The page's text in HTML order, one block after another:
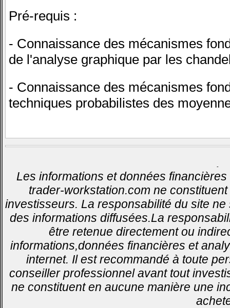
Pré-requis :
- Connaissance des mécanismes
de l'analyse graphique par les
- Connaissance des mécanismes
techniques probabilistes des
-
Les informations et données
trader-workstation.com ne
investisseurs. La responsabilité du site
des informations diffusées.La
être retenue directement ou
informations,données financières et
internet. Il est recommandé à toute
conseiller professionnel avant tout
ne constituent en aucune manière une